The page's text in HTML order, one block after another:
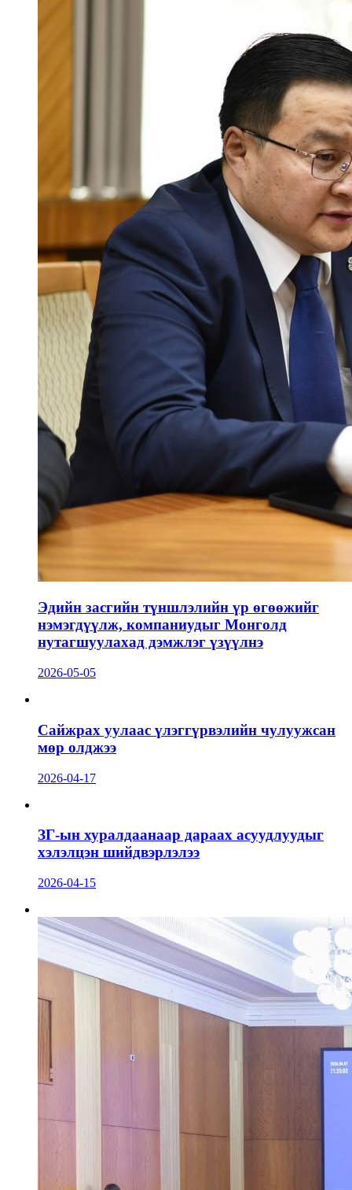
Эдийн засгийн түншлэлийн үр өгөөжийг
нэмэгдүүлж, компаниудыг Монголд
нутагшуулахад дэмжлэг үзүүлнэ
2026-05-05
Сайжрах уулаас үлэггүрвэлийн чулуужсан
мөр олджээ
2026-04-17
ЗГ-ын хуралдаанаар дараах асуудлуудыг
хэлэлцэн шийдвэрлэлээ
2026-04-15